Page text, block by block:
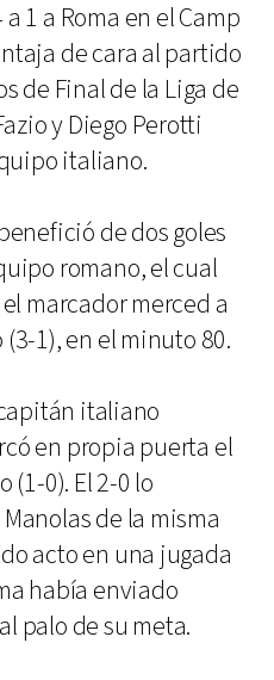
1 a Roma en el Camp
de cara al partido
de Final de la Liga de
y Diego Perotti
italiano.
de dos goles
romano, el cual
marcador merced a
1), en el minuto 80.
italiano
en propia puerta el
0). El 2-0 lo
de la misma
acto en una jugada
había enviado
palo de su meta.